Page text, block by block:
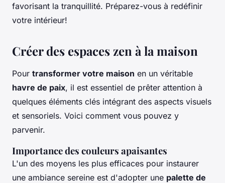
favorisant la tranquillité. Préparez-vous à redéfinir
votre intérieur!
Créer des espaces zen à la maison
Pour transformer votre maison en un véritable
havre de paix, il est essentiel de prêter attention à
quelques éléments clés intégrant des aspects visuels
et sensoriels. Voici comment vous pouvez y
parvenir.
Importance des couleurs apaisantes
L'un des moyens les plus efficaces pour instaurer
une ambiance sereine est d'adopter une palette de